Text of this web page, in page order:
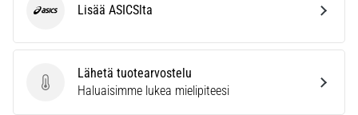
Lähetä tuotearvostelu
Lähetä tuotearvostelu
Haluaisimme lukea mielipiteesi
ASICS Lisää ASICSlta